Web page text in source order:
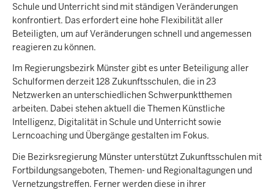
Schule und Unterricht sind mit ständigen Veränderungen
konfrontiert. Das erfordert eine hohe Flexibilität aller
Beteiligten, um auf Veränderungen schnell und angemessen
reagieren zu können.
Im Regierungsbezirk Münster gibt es unter Beteiligung aller
Schulformen derzeit 128 Zukunftsschulen, die in 23
Netzwerken an unterschiedlichen Schwerpunktthemen
arbeiten. Dabei stehen aktuell die Themen Künstliche
Intelligenz, Digitalität in Schule und Unterricht sowie
Lerncoaching und Übergänge gestalten im Fokus.
Die Bezirksregierung Münster unterstützt Zukunftsschulen mit
Fortbildungsangeboten, Themen- und Regionaltagungen und
Vernetzungstreffen. Ferner werden diese in ihrer